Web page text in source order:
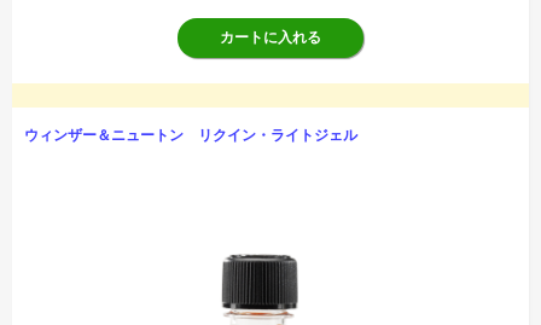
カートに入れる
ウィンザー＆ニュートン リクイン・ライトジェル